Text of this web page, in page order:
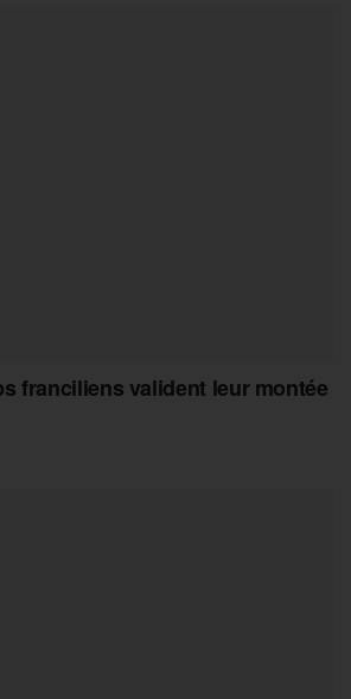
franciliens valident leur montée